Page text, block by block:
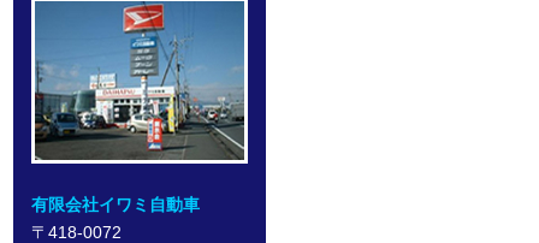
有限会社イワミ自動車
〒418-0072